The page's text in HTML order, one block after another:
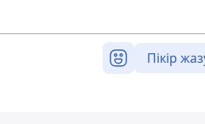
Пікір